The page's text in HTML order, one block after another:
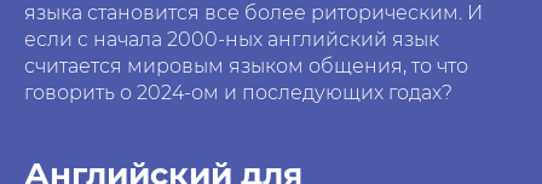
языка становится все более риторическим. И
если с начала 2000-ных английский язык
считается мировым языком общения, то что
говорить о 2024-ом и последующих годах?
Английский для